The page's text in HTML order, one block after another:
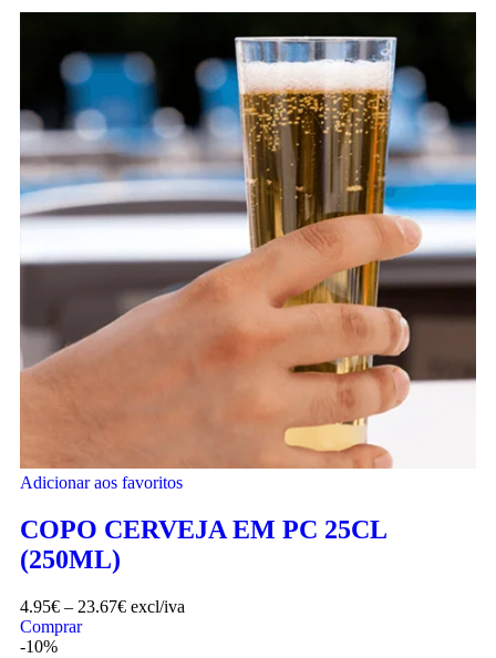
Adicionar aos favoritos
COPO CERVEJA EM PC 25CL
(250ML)
4.95€ – 23.67€ excl/iva
Comprar
-10%